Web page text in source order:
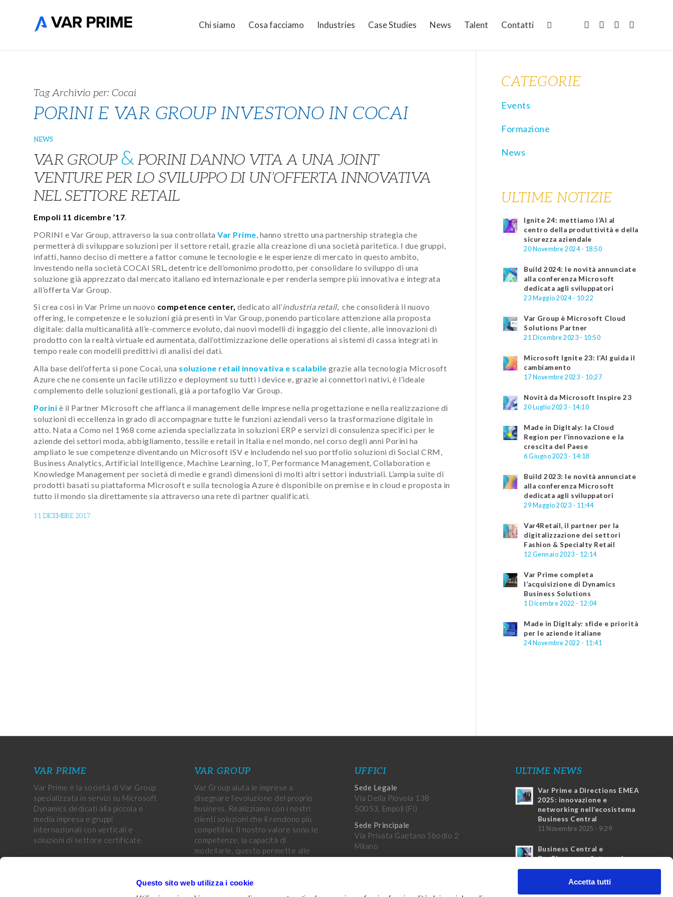
Questo sito web utilizza i cookie
Accetta tutti
Chi siamo Cosa facciamo Industries Case Studies News Talent Contatti
Tag Archivio per: Cocai
PORINI E VAR GROUP INVESTONO IN COCAI
NEWS
VAR GROUP &PORINI DANNO VITA A UNA JOINT
VENTURE PER LO SVILUPPO DI UN’OFFERTA INNOVATIVA
NEL SETTORE RETAIL
Empoli 11 dicembre ’17
PORINI e Var Group, attraverso la sua controllata Var Prime , hanno stretto una partnership strategia che
permetterà di sviluppare soluzioni per il settore retail, grazie alla creazione di una società paritetica. I due gruppi,
infatti, hanno deciso di mettere a fattor comune le tecnologie e le esperienze di mercato in questo ambito,
investendo nella società COCAI SRL, detentrice dell’omonimo prodotto, per consolidare lo sviluppo di una
soluzione già apprezzato dal mercato italiano ed internazionale e per renderla sempre più innovativa e integrata
all’offerta Var Group.
Si crea così in Var Prime un nuovo competence center, dedicato all’industria retail, che consoliderà il nuovo
offering, le competenze e le soluzioni già presenti in Var Group, ponendo particolare attenzione alla proposta
digitale: dalla multicanalità all’e-commerce evoluto, dai nuovi modelli di ingaggio del cliente, alle innovazioni di
prodotto con la realtà virtuale ed aumentata, dall’ottimizzazione delle operations ai sistemi di cassa integrati in
tempo reale con modelli predittivi di analisi dei dati.
Alla base dell’offerta si pone Cocai, una soluzione retail innovativa e scalabile grazie alla tecnologia Microsoft
Azure che ne consente un facile utilizzo e deployment su tutti i device e, grazie ai connettori nativi, è l’ideale
complemento delle soluzioni gestionali, già a portafoglio Var Group.
Porini è il Partner Microsoft che affianca il management delle imprese nella progettazione e nella realizzazione di
soluzioni di eccellenza in grado di accompagnare tutte le funzioni aziendali verso la trasformazione digitale in
atto. Nata a Como nel 1968 come azienda specializzata in soluzioni ERP e servizi di consulenza specifici per le
aziende dei settori moda, abbigliamento, tessile e retail in Italia e nel mondo, nel corso degli anni Porini ha
ampliato le sue competenze diventando un Microsoft ISV e includendo nel suo portfolio soluzioni di Social CRM,
Business Analytics, Artificial Intelligence, Machine Learning, IoT, Performance Management, Collaboration e
Knowledge Management per società di medie e grandi dimensioni di molti altri settori industriali. L’ampia suite di
prodotti basati su piattaforma Microsoft e sulla tecnologia Azure è disponibile on premise e in cloud e proposta in
tutto il mondo sia direttamente sia attraverso una rete di partner qualificati.
11 DICEMBRE 2017
CATEGORIE
Events
Formazione
News
ULTIME NOTIZIE
Ignite 24: mettiamo l’AI al
centro della produttività e della
sicurezza aziendale
20 Novembre 2024 - 18:50
Build 2024: le novità annunciate
alla conferenza Microsoft
dedicata agli sviluppatori
23 Maggio 2024 - 10:22
Var Group è Microsoft Cloud
Solutions Partner
21 Dicembre 2023 - 10:50
Microsoft Ignite 23: l’AI guida il
cambiamento
17 Novembre 2023 - 10:27
Novità da Microsoft Inspire 23
20 Luglio 2023 - 14:10
Made in DigItaly: la Cloud
Region per l’innovazione e la
crescita del Paese
6 Giugno 2023 - 14:18
Build 2023: le novità annunciate
alla conferenza Microsoft
dedicata agli sviluppatori
29 Maggio 2023 - 11:44
Var4Retail, il partner per la
digitalizzazione dei settori
Fashion & Specialty Retail
12 Gennaio 2023 - 12:14
Var Prime completa
l’acquisizione di Dynamics
Business Solutions
1 Dicembre 2022 - 12:04
Made in DigItaly: sfide e priorità
per le aziende italiane
24 Novembre 2022 - 11:41
VAR PRIME
Var Prime è la società di Var Group
specializzata in servizi su Microsoft
Dynamics dedicati alla piccola e
media impresa e gruppi
internazionali con verticali e
soluzioni di settore certificate.
VAR GROUP
Var Group aiuta le imprese a
disegnare l’evoluzione del proprio
business. Realizziamo con i nostri
clienti soluzioni che li rendono più
competitivi. Il nostro valore sono le
competenze, la capacità di
modellarle, questo permette alle
UFFICI
Sede Legale
Via Della Piovola 138
50053, Empoli (FI)
Sede Principale
Via Privata Gaetano Sbodio 2
Milano
ULTIME NEWS
Var Prime a Directions EMEA
2025: innovazione e
networking nell’ecosistema
Business Central
11 Novembre 2025 - 9:29
Business Central e
DocFinance: un’integrazione
vincente
4 Marzo 2025 - 17:20